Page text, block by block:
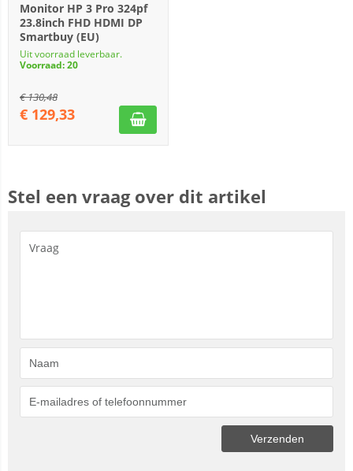
Monitor HP 3 Pro 324pf
23.8inch FHD HDMI DP
Smartbuy (EU)
Uit voorraad leverbaar.
Voorraad: 20
€130,48
€ 129,33
Stel een vraag over dit artikel